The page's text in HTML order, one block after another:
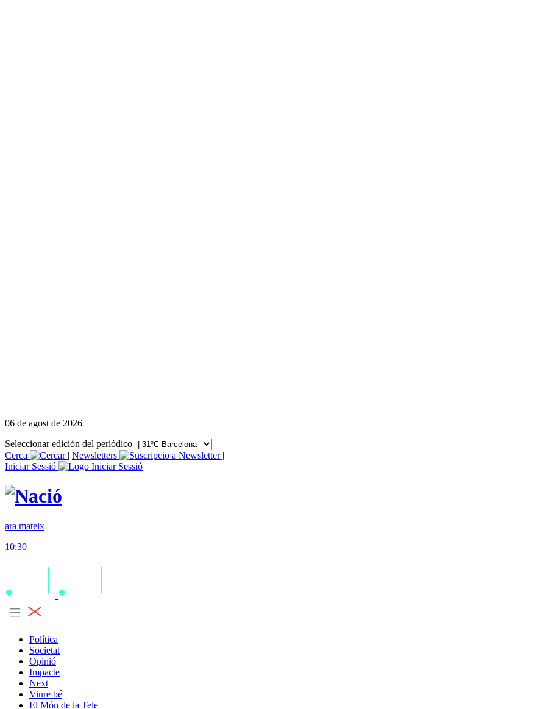
06 de agost de 2026
Seleccionar edición del periódico
Cerca
| Newsletters
|
Iniciar Sessió
ara mateix
10:30
Política
Societat
Opinió
Impacte
Next
Viure bé
El Món de la Tele